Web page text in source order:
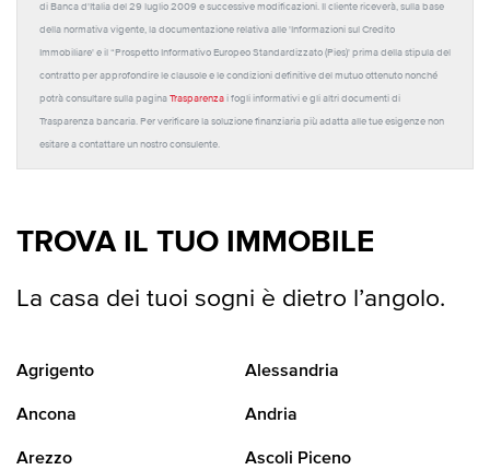
di Banca d'Italia del 29 luglio 2009 e successive modificazioni. Il cliente riceverà, sulla base
della normativa vigente, la documentazione relativa alle 'Informazioni sul Credito
Immobiliare' e il “Prospetto Informativo Europeo Standardizzato (Pies)' prima della stipula del
contratto per approfondire le clausole e le condizioni definitive del mutuo ottenuto nonché
potrà consultare sulla pagina Trasparenza i fogli informativi e gli altri documenti di
Trasparenza bancaria. Per verificare la soluzione finanziaria più adatta alle tue esigenze non
esitare a contattare un nostro consulente.
TROVA IL TUO IMMOBILE
La casa dei tuoi sogni è dietro l’angolo.
Agrigento Alessandria
Ancona Andria
Arezzo Ascoli Piceno